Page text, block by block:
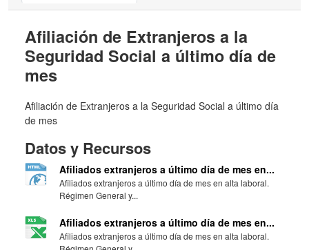
Afiliación de Extranjeros a la
Seguridad Social a último día de
mes
Afiliación de Extranjeros a la Seguridad Social a último día
de mes
Datos y Recursos
Afiliados extranjeros a último día de mes en...
Afiliados extranjeros a último día de mes en alta laboral.
Régimen General y...
Afiliados extranjeros a último día de mes en...
Afiliados extranjeros a último día de mes en alta laboral.